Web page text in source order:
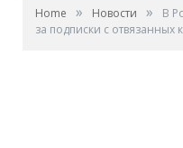
Home » Новости »
В
за подписки с отвязанных